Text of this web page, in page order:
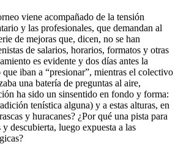
viene acompañado de la tensión
y las profesionales, que demandan al
de mejoras que, dicen, no se han
de salarios, horarios, formatos y otras
es evidente y dos días antes la
iban a “presionar”, mientras el colectivo
una batería de preguntas al aire,
ha sido un sinsentido en fondo y forma:
tenística alguna) y a estas alturas, en
y huracanes? ¿Por qué una pista para
descubierta, luego expuesta a las